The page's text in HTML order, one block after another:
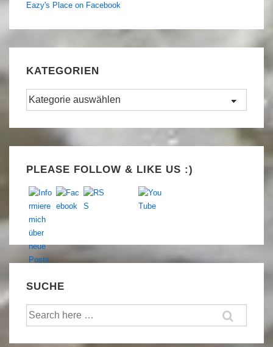
Eazy's Place on Facebook
KATEGORIEN
Kategorien
PLEASE FOLLOW & LIKE US :)
SUCHE
Suche